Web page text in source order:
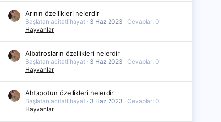
Arının özellikleri nelerdir
Başlatan acitatlihayat 3 Haz 2023
Cevaplar: 0
Hayvanlar
Albatrosların özellikleri nelerdir
Başlatan acitatlihayat 3 Haz 2023
Cevaplar: 0
Hayvanlar
Ahtapotun özellikleri nelerdir
Başlatan acitatlihayat 3 Haz 2023
Cevaplar: 0
Hayvanlar